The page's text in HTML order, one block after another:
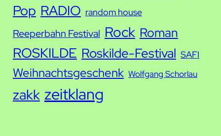
Pop RADIO random house
Reeperbahn Festival Rock Roman
ROSKILDE Roskilde-Festival SAFI
Weihnachtsgeschenk Wolfgang Schorlau
zakk zeitklang